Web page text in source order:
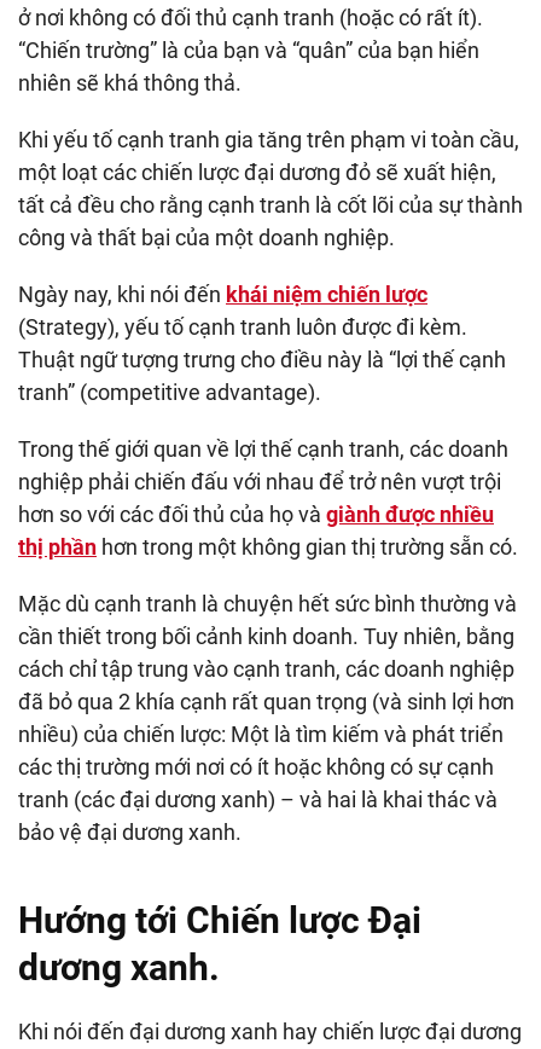
ở nơi không có đối thủ cạnh tranh (hoặc có rất ít).
“Chiến trường” là của bạn và “quân” của bạn hiển
nhiên sẽ khá thông thả.
Khi yếu tố cạnh tranh gia tăng trên phạm vi toàn cầu,
một loạt các chiến lược đại dương đỏ sẽ xuất hiện,
tất cả đều cho rằng cạnh tranh là cốt lõi của sự thành
công và thất bại của một doanh nghiệp.
Ngày nay, khi nói đến khái niệm chiến lược
(Strategy), yếu tố cạnh tranh luôn được đi kèm.
Thuật ngữ tượng trưng cho điều này là “lợi thế cạnh
tranh” (competitive advantage).
Trong thế giới quan về lợi thế cạnh tranh, các doanh
nghiệp phải chiến đấu với nhau để trở nên vượt trội
hơn so với các đối thủ của họ và giành được nhiều
thị phần hơn trong một không gian thị trường sẵn có.
Mặc dù cạnh tranh là chuyện hết sức bình thường và
cần thiết trong bối cảnh kinh doanh. Tuy nhiên, bằng
cách chỉ tập trung vào cạnh tranh, các doanh nghiệp
đã bỏ qua 2 khía cạnh rất quan trọng (và sinh lợi hơn
nhiều) của chiến lược: Một là tìm kiếm và phát triển
các thị trường mới nơi có ít hoặc không có sự cạnh
tranh (các đại dương xanh) – và hai là khai thác và
bảo vệ đại dương xanh.
Hướng tới Chiến lược Đại
dương xanh.
Khi nói đến đại dương xanh hay chiến lược đại dương